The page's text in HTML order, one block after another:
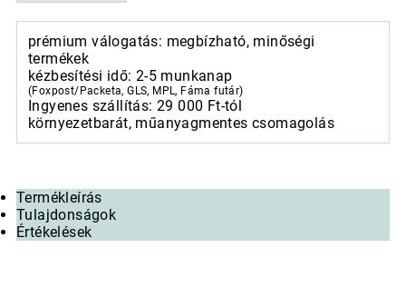
Sweet
Moments
mennyiség
prémium válogatás: megbízható, minőségi
termékek
kézbesítési idő: 2-5 munkanap
(Foxpost/Packeta, GLS, MPL, Fáma futár)
Ingyenes szállítás: 29 000 Ft-tól
környezetbarát, műanyagmentes csomagolás
Termékleírás
Tulajdonságok
Értékelések